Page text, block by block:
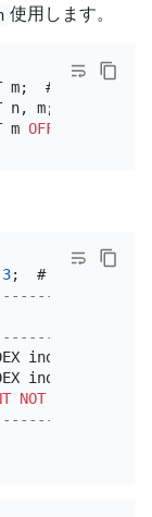
使用します。
m;  # Retrieve
n, m;  #
m OFFSET
3;  # Retrieve
NOT NULL